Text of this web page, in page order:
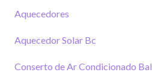
Aquecedores
Aquecedor Solar Bc
Conserto de Ar Condicionado